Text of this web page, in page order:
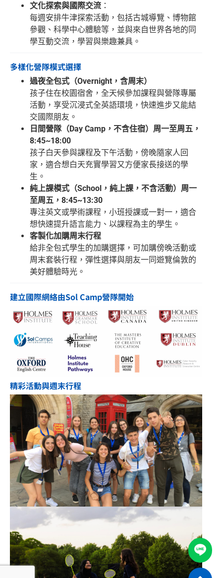
文化探索與國際交流 ：
每週安排牛津探索活動，包括古城導覽、博物館
參觀、科學中心體驗等，並與來自世界各地的同
學互動交流，學習與樂趣兼具。
多樣化營隊模式選擇
過夜全包式（Overnight，含周末）
孩子住在校園宿舍，全天候參加課程與營隊專屬
活動，享受沉浸式全英語環境，快速進步又能結
交國際朋友。
日間營隊（Day Camp，不含住宿）周一至周五，
8:45~18:00
孩子白天參與課程及下午活動，傍晚隨家人回
家，適合想白天充實學習又方便家長接送的學
生。
純上課模式（School，純上課，不含活動）周一
至周五，8:45~13:30
專注英文或學術課程，小班授課或一對一，適合
想快速提升語言能力、以課程為主的學生。
客製化加購周末行程
給非全包式學生的加購選擇，可加購傍晚活動或
周末套裝行程，彈性選擇與朋友一同遊覽倫敦的
美好體驗時光。
建立國際網絡由Sol Camp營隊開始
精彩活動與週末行程